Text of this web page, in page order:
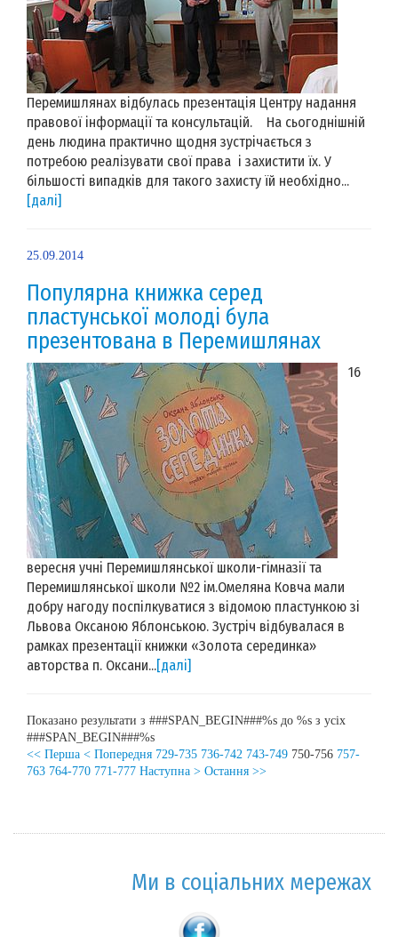
Перемишлянах відбулась презентація Центру надання
правової інформації та консультацій. На сьогоднішній
день людина практично щодня зустрічається з
потребою реалізувати свої права і захистити їх. У
більшості випадків для такого захисту їй необхідно...
[далі]
25.09.2014
Популярна книжка серед
пластунської молоді була
презентована в Перемишлянах
16
вересня учні Перемишлянської школи-гімназії та
Перемишлянської школи №2 ім.Омеляна Ковча мали
добру нагоду поспілкуватися з відомою пластункою зі
Львова Оксаною Яблонською. Зустріч відбувалася в
рамках презентації книжки «Золота серединка»
авторства п. Оксани...[далі]
Показано результати з ###SPAN_BEGIN###%s до %s з усіх
###SPAN_BEGIN###%s
<< Перша < Попередня 729-735 736-742 743-749 750-756 757-
763 764-770 771-777 Наступна > Остання >>
Ми в соціальних мережах